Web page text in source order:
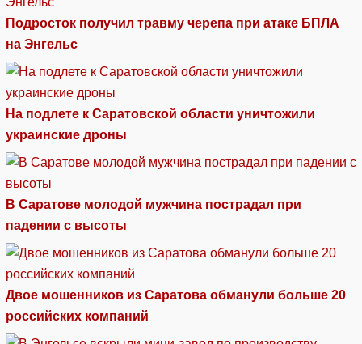
Подросток получил травму черепа при атаке БПЛА
на Энгельс
На подлете к Саратовской области уничтожили
украинские дроны
В Саратове молодой мужчина пострадал при
падении с высоты
Двое мошенников из Саратова обманули больше 20
российских компаний